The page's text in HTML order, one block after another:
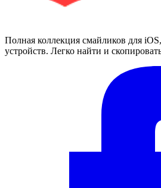
Полная коллекция смайликов для
устройств. Легко найти и